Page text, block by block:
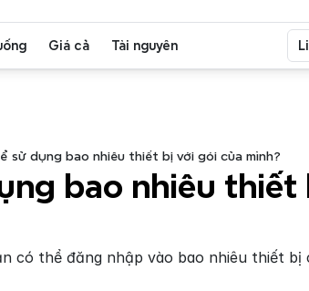
sử dụng bao nhiêu thiết bị với gói của mình?
bao nhiêu thiết
có thể đăng nhập vào bao nhiêu thiết bị
Giá cả Tài nguyên